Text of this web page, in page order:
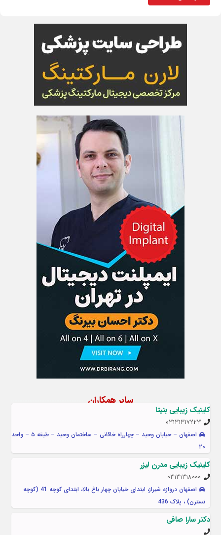
سایر همکاران
کلینیک زیبایی بنیتا
۰۳۱۳۱۳۱۷۲۲۳
اصفهان – خیابان وحید – چهارراه خاقانی – ساختمان وحید – طبقه ۵ – واحد
۲۰
کلینیک زیبایی مدرن لیزر
03131318000
اصفهان دروازه شیراز، ابتدای خیابان چهار باغ بالا، ابتدای کوچه 41 (کوچه
نسترن) ، پلاک 436
دکتر سارا صافی